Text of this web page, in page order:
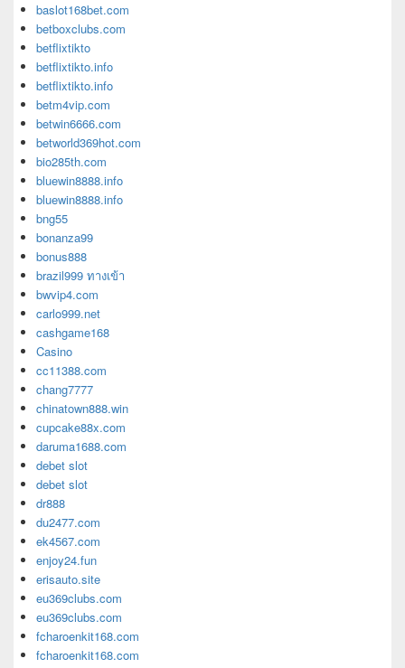
baslot168bet.com
betboxclubs.com
betflixtikto
betflixtikto.info
betflixtikto.info
betm4vip.com
betwin6666.com
betworld369hot.com
bio285th.com
bluewin8888.info
bluewin8888.info
bng55
bonanza99
bonus888
brazil999 ทางเข้า
bwvip4.com
carlo999.net
cashgame168
Casino
cc11388.com
chang7777
chinatown888.win
cupcake88x.com
daruma1688.com
debet slot
debet slot
dr888
du2477.com
ek4567.com
enjoy24.fun
erisauto.site
eu369clubs.com
eu369clubs.com
fcharoenkit168.com
fcharoenkit168.com